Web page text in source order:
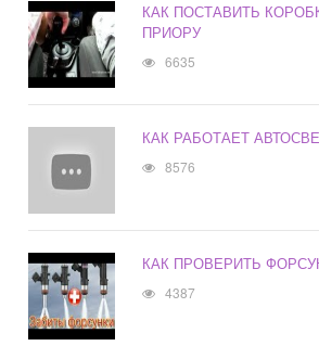
КАК ПОСТАВИТЬ
ПРИОРУ
6635
КАК РАБОТАЕТ
8576
КАК ПРОВЕРИТЬ
4387